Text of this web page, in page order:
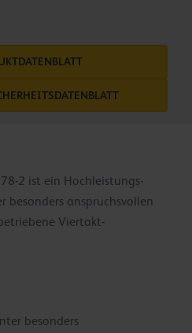
2 ist ein Hochleistungs-
besonders anspruchsvollen
Viertakt-
besonders